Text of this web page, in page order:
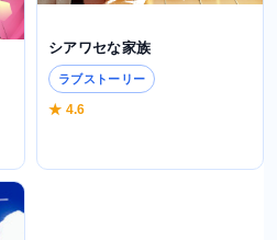
シアワセな家族
ラブストーリー
★ 4.6